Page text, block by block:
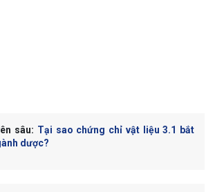
sâu: Tại sao chứng chỉ vật liệu 3.1 bắt
dược?